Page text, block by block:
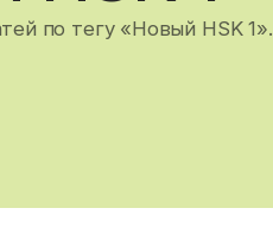
по тегу «Новый HSK 1».